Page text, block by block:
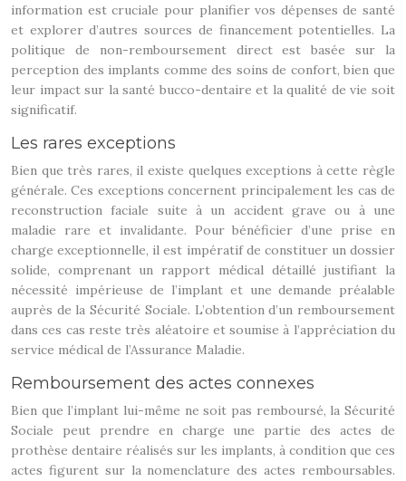
information est cruciale pour planifier vos dépenses de santé
et explorer d’autres sources de financement potentielles. La
politique de non-remboursement direct est basée sur la
perception des implants comme des soins de confort, bien que
leur impact sur la santé bucco-dentaire et la qualité de vie soit
significatif.
Les rares exceptions
Bien que très rares, il existe quelques exceptions à cette règle
générale. Ces exceptions concernent principalement les cas de
reconstruction faciale suite à un accident grave ou à une
maladie rare et invalidante. Pour bénéficier d’une prise en
charge exceptionnelle, il est impératif de constituer un dossier
solide, comprenant un rapport médical détaillé justifiant la
nécessité impérieuse de l’implant et une demande préalable
auprès de la Sécurité Sociale. L’obtention d’un remboursement
dans ces cas reste très aléatoire et soumise à l’appréciation du
service médical de l’Assurance Maladie.
Remboursement des actes connexes
Bien que l’implant lui-même ne soit pas remboursé, la Sécurité
Sociale peut prendre en charge une partie des actes de
prothèse dentaire réalisés sur les implants, à condition que ces
actes figurent sur la nomenclature des actes remboursables.